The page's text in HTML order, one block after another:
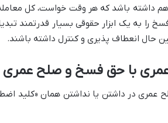
داشته باشد که هر وقت خواست، کل معامله
را به یک ابزار حقوقی بسیار قدرتمند
حال انعطاف پذیری و کنترل داشته باشند.
با حق فسخ و صلح
عمری در داشتن یا نداشتن همان «کلید